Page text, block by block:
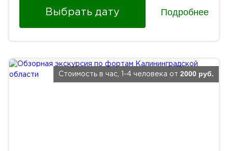
Выбрать дату Подробнее
Стоимость в час, 1-4 человека от 2000 руб.